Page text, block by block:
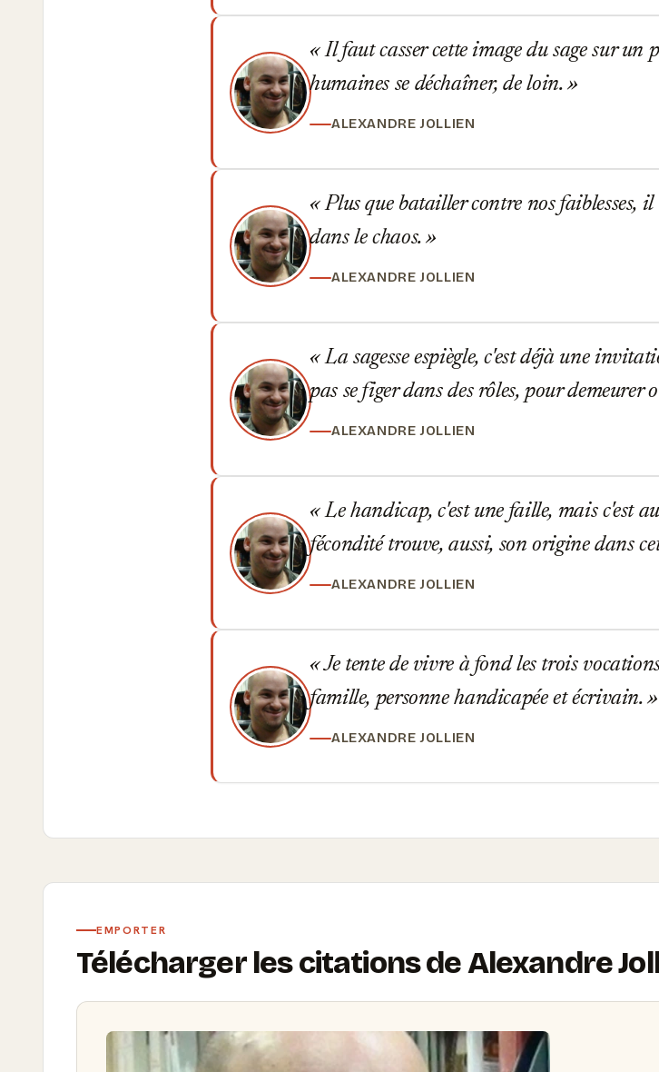
Il faut casser cette image du sage sur un
humaines se déchaîner, de loin.
ALEXANDRE JOLLIEN
Plus que batailler contre nos faiblesses,
dans le chaos.
ALEXANDRE JOLLIEN
La sagesse espiègle, c'est déjà une
pas se figer dans des rôles, pour demeurer
ALEXANDRE JOLLIEN
Le handicap, c'est une faille, mais c'est
fécondité trouve, aussi, son origine dans
ALEXANDRE JOLLIEN
Je tente de vivre à fond les trois
famille, personne handicapée et écrivain.
ALEXANDRE JOLLIEN
EMPORTER
Télécharger les citations de Alexandre